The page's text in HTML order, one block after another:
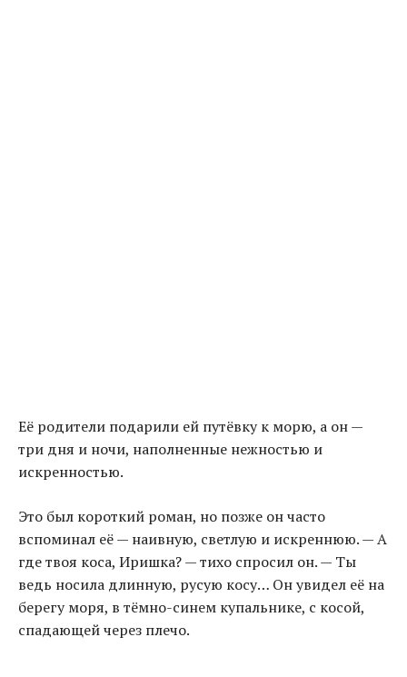
Её родители подарили ей путёвку к морю, а он —
три дня и ночи, наполненные нежностью и
искренностью.
Это был короткий роман, но позже он часто
вспоминал её — наивную, светлую и искреннюю. — А
где твоя коса, Иришка? — тихо спросил он. — Ты
ведь носила длинную, русую косу… Он увидел её на
берегу моря, в тёмно-синем купальнике, с косой,
спадающей через плечо.